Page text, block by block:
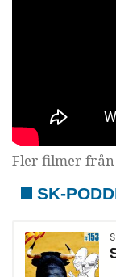
Fler filmer från
SK-